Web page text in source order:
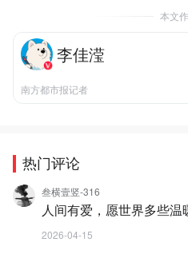
本文
李佳滢
南方都市报记者
热门评论
叁横壹竖-316
人间有爱，愿世界多些温
2026-04-15